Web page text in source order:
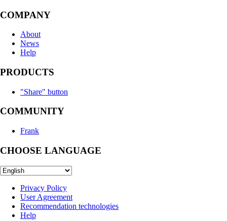
COMPANY
About
News
Help
PRODUCTS
"Share" button
COMMUNITY
Frank
CHOOSE LANGUAGE
Privacy Policy
User Agreement
Recommendation technologies
Help